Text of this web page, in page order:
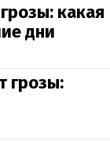
какая
дни
грозы: